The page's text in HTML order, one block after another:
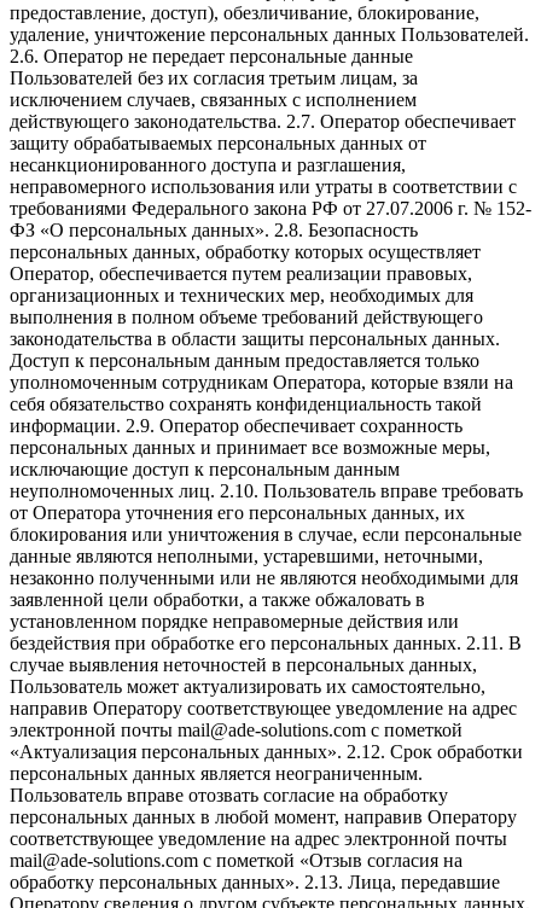
предоставление, доступ), обезличивание, блокирование,
удаление, уничтожение персональных данных Пользователей.
2.6. Оператор не передает персональные данные
Пользователей без их согласия третьим лицам, за
исключением случаев, связанных с исполнением
действующего законодательства. 2.7. Оператор обеспечивает
защиту обрабатываемых персональных данных от
несанкционированного доступа и разглашения,
неправомерного использования или утраты в соответствии с
требованиями Федерального закона РФ от 27.07.2006 г. № 152-
ФЗ «О персональных данных». 2.8. Безопасность
персональных данных, обработку которых осуществляет
Оператор, обеспечивается путем реализации правовых,
организационных и технических мер, необходимых для
выполнения в полном объеме требований действующего
законодательства в области защиты персональных данных.
Доступ к персональным данным предоставляется только
уполномоченным сотрудникам Оператора, которые взяли на
себя обязательство сохранять конфиденциальность такой
информации. 2.9. Оператор обеспечивает сохранность
персональных данных и принимает все возможные меры,
исключающие доступ к персональным данным
неуполномоченных лиц. 2.10. Пользователь вправе требовать
от Оператора уточнения его персональных данных, их
блокирования или уничтожения в случае, если персональные
данные являются неполными, устаревшими, неточными,
незаконно полученными или не являются необходимыми для
заявленной цели обработки, а также обжаловать в
установленном порядке неправомерные действия или
бездействия при обработке его персональных данных. 2.11. В
случае выявления неточностей в персональных данных,
Пользователь может актуализировать их самостоятельно,
направив Оператору соответствующее уведомление на адрес
электронной почты mail@ade-solutions.com с пометкой
«Актуализация персональных данных». 2.12. Срок обработки
персональных данных является неограниченным.
Пользователь вправе отозвать согласие на обработку
персональных данных в любой момент, направив Оператору
соответствующее уведомление на адрес электронной почты
mail@ade-solutions.com с пометкой «Отзыв согласия на
обработку персональных данных». 2.13. Лица, передавшие
Оператору сведения о другом субъекте персональных данных,